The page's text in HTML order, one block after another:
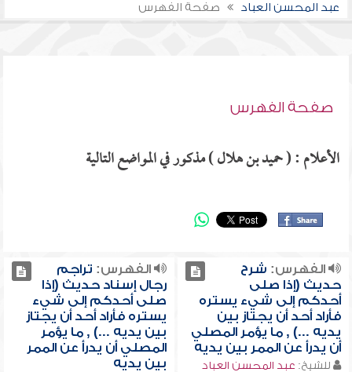
عبد المحسن العباد
صفحة الفهرس
صفحة الفهرس
الأعلام : ( حميد بن هلال ) مذكور في المواضع التالية
الفهرس: شرح
حديث (إذا صلى
أحدكم إلى شيء يستره
فأراد أحد أن يجتاز بين
يديه ...) , ما يؤمر المصلي
أن يدرأ عن الممر بين يديه
للشيخ: عبد المحسن العباد
الفهرس: تراجم
رجال إسناد حديث (إذا
صلى أحدكم إلى شيء
يستره فأراد أحد أن يجتاز
بين يديه ...) , ما يؤمر
المصلي أن يدرأ عن الممر
بين يديه